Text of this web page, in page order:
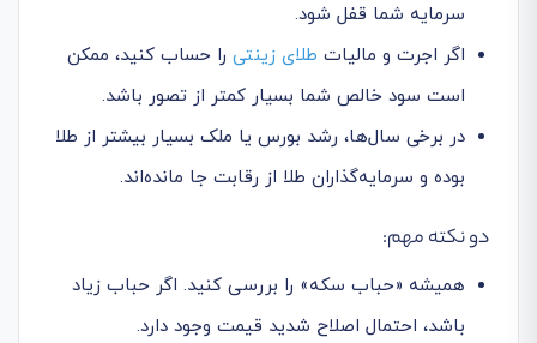
سرمایه شما قفل شود.
اگر اجرت و مالیات طلای زینتی را حساب کنید، ممکن
است سود خالص شما بسیار کمتر از تصور باشد.
در برخی سال‌ها، رشد بورس یا ملک بسیار بیشتر از طلا
بوده و سرمایه‌گذاران طلا از رقابت جا مانده‌اند.
دو نکته مهم:
همیشه «حباب سکه» را بررسی کنید. اگر حباب زیاد
باشد، احتمال اصلاح شدید قیمت وجود دارد.